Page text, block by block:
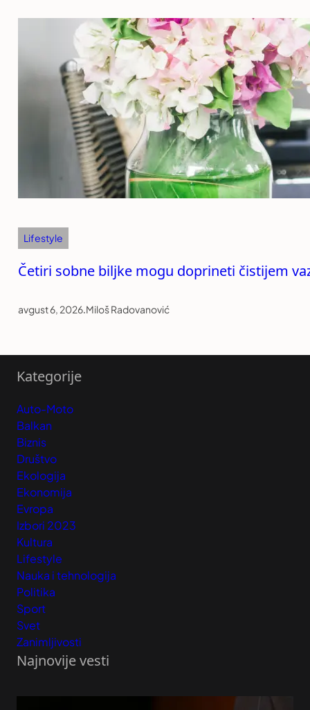
Lifestyle
Četiri sobne biljke mogu doprineti čistijem
avgust 6, 2026.Miloš Radovanović
Kategorije
Auto-Moto
Balkan
Biznis
Društvo
Ekologija
Ekonomija
Evropa
Izbori 2023
Kultura
Lifestyle
Nauka i tehnologija
Politika
Sport
Svet
Zanimljivosti
Najnovije vesti